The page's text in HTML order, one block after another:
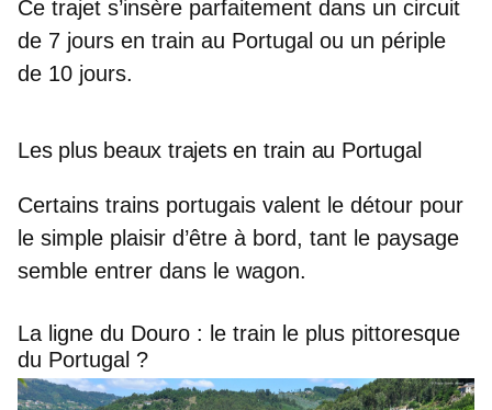
Ce trajet s’insère parfaitement dans un circuit
de 7 jours en train au Portugal ou un périple
de 10 jours.
Les plus beaux trajets en train au Portugal
Certains trains portugais valent le détour pour
le simple plaisir d’être à bord, tant le paysage
semble entrer dans le wagon.
La ligne du Douro : le train le plus pittoresque
du Portugal ?